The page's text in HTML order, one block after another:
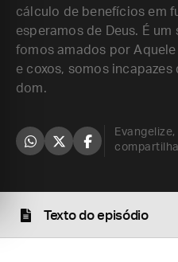
cálculo de benefícios em
esperamos de Deus. É
fomos amados por
e coxos, somos
dom.
Evangelize,
Texto do episódio